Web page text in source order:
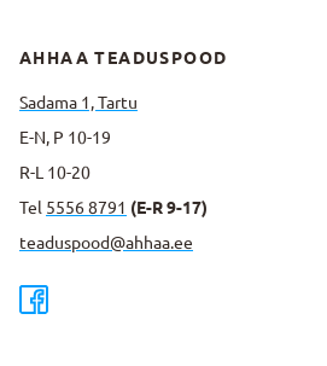
AHHAA TEADUSPOOD
Sadama 1, Tartu
E-N, P 10-19
R-L 10-20
Tel 5556 8791 (E-R 9-17)
teaduspood@ahhaa.ee